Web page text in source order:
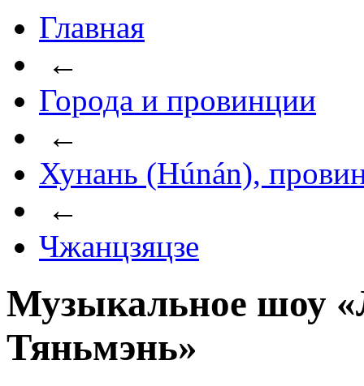
Главная
←
Города и провинции
←
Хунань (Húnán),
←
Чжанцзяцзе
Музыкальное шоу
Тяньмэнь»